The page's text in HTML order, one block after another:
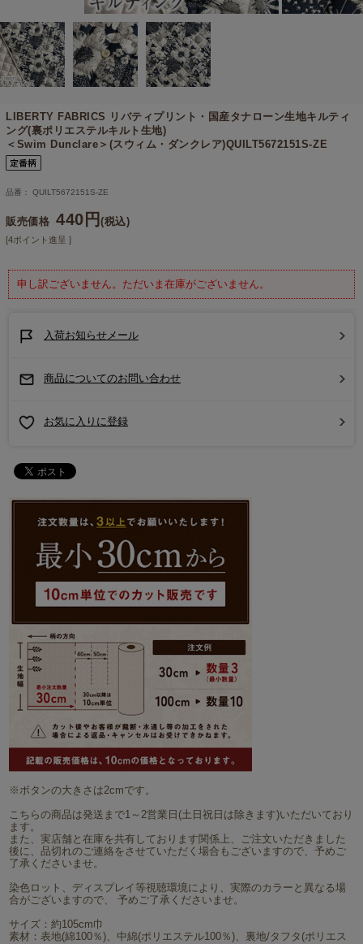
LIBERTY FABRICS リバティプリント・国産タナローン生地キルティ
ング(裏ポリエステルキルト生地)
＜Swim Dunclare＞(スウィム・ダンクレア)QUILT5672151S-ZE
品番： QUILT5672151S-ZE
販売価格 440円(税込)
[4ポイント進呈 ]
申し訳ございません。ただいま在庫がございません。
入荷お知らせメール
商品についてのお問い合わせ
お気に入りに登録
※ボタンの大きさは2cmです。
こちらの商品は発送まで1～2営業日(土日祝日は除きます)いただいており
ます。
また、実店舗と在庫を共有しております関係上、ご注文いただきました
後に、品切れのご連絡をさせていただく場合もございますので、予めご
了承くださいませ。
染色ロット、ディスプレイ等視聴環境により、実際のカラーと異なる場
合がございますので、 予めご了承くださいませ。
サイズ：約105cm巾
素材：表地(綿100％)、中綿(ポリエステル100％)、裏地/タフタ(ポリエス